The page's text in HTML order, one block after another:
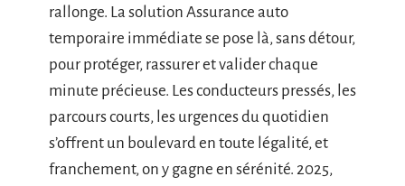
rallonge. La solution Assurance auto
temporaire immédiate se pose là, sans détour,
pour protéger, rassurer et valider chaque
minute précieuse. Les conducteurs pressés, les
parcours courts, les urgences du quotidien
s’offrent un boulevard en toute légalité, et
franchement, on y gagne en sérénité. 2025,